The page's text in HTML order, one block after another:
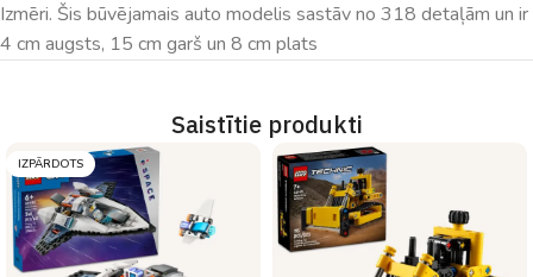
Izmēri. Šis būvējamais auto modelis sastāv no 318 detaļām un ir
4 cm augsts, 15 cm garš un 8 cm plats
Saistītie produkti
IZPĀRDOTS